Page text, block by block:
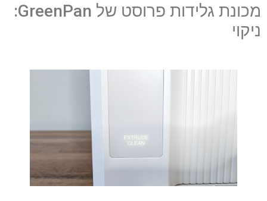
מכונת גלידות פרוסט של GreenPan:
ניקוי